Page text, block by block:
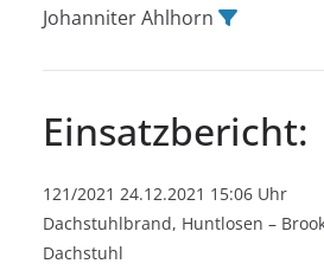
Johanniter Ahlhorn
Einsatzbericht:
121/2021 24.12.2021 15:06 Uhr
Dachstuhlbrand, Huntlosen –
Dachstuhl